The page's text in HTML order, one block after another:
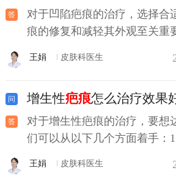
对于凹陷疤痕的治疗，选择合
痕的修复和减轻其外观至关重
王娟 皮肤科医生
增生性疤痕怎么治疗效果
对于增生性疤痕的治疗，要想
们可以从以下几个方面着手：
王娟 皮肤科医生